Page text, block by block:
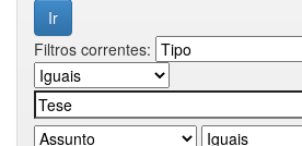
Filtros correntes: